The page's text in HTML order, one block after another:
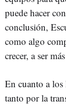
puede hacer
conclusión,
como algo
crecer, a ser
En cuanto a
tanto por la